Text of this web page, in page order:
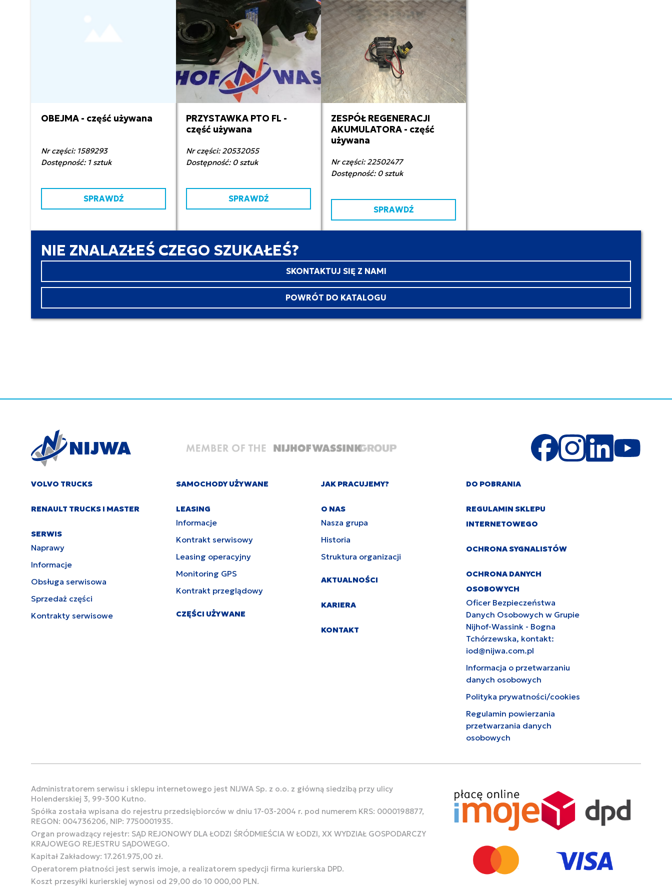
100,00 zł netto
OBEJMA - część używana
Nr części: 1589293
Dostępność: 1 sztuk
SPRAWDŹ
2 500,00 zł netto
PRZYSTAWKA PTO FL -
część używana
Nr części: 20532055
Dostępność: 0 sztuk
SPRAWDŹ
400,00 zł netto
ZESPÓŁ REGENERACJI
AKUMULATORA - część
używana
Nr części: 22502477
Dostępność: 0 sztuk
SPRAWDŹ
NIE ZNALAZŁEŚ CZEGO SZUKAŁEŚ?
SKONTAKTUJ SIĘ Z NAMI
POWRÓT DO KATALOGU
VOLVO TRUCKS
RENAULT TRUCKS I MASTER
SERWIS
Naprawy
Informacje
Obsługa serwisowa
Sprzedaż części
Kontrakty serwisowe
SAMOCHODY UŻYWANE
LEASING
Informacje
Kontrakt serwisowy
Leasing operacyjny
Monitoring GPS
Kontrakt przeglądowy
CZĘŚCI UŻYWANE
JAK PRACUJEMY?
O NAS
Nasza grupa
Historia
Struktura organizacji
AKTUALNOŚCI
KARIERA
KONTAKT
DO POBRANIA
REGULAMIN SKLEPU
INTERNETOWEGO
OCHRONA SYGNALISTÓW
OCHRONA DANYCH
OSOBOWYCH
Oficer Bezpieczeństwa
Danych Osobowych w Grupie
Nijhof-Wassink - Bogna
Tchórzewska, kontakt:
iod@nijwa.com.pl
Informacja o przetwarzaniu
danych osobowych
Polityka prywatności/cookies
Regulamin powierzania
przetwarzania danych
osobowych
Administratorem serwisu i sklepu internetowego jest NIJWA Sp. z o.o. z główną siedzibą przy ulicy
Holenderskiej 3, 99-300 Kutno.
Spółka została wpisana do rejestru przedsiębiorców w dniu 17-03-2004 r. pod numerem KRS: 0000198877,
REGON: 004736206, NIP: 7750001935.
Organ prowadzący rejestr: SĄD REJONOWY DLA ŁODZI ŚRÓDMIEŚCIA W ŁODZI, XX WYDZIAŁ GOSPODARCZY
KRAJOWEGO REJESTRU SĄDOWEGO.
Kapitał Zakładowy: 17.261.975,00 zł.
Operatorem płatności jest serwis imoje, a realizatorem spedycji firma kurierska DPD.
Koszt przesyłki kurierskiej wynosi od 29,00 do 10 000,00 PLN.